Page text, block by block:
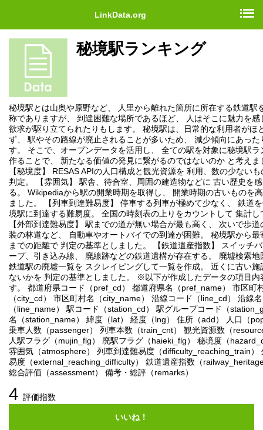
LinkData.org
秘境駅ランキング
秘境駅とは山奥や原野など、 人里から離れた箇所に所在する鉄道駅
称でありますが、 到達困難な場所であるほど、 人はそこに魅力を感
欲求が駆り立てられたりもします。 秘境駅は、日常的な利用者がほ
ず、 駅やその路線が廃止されることが多いため、 減少傾向にあった
す。 そこで、オープンデータを活用し、 全ての駅を対象に秘境駅ラ
作ることで、 新たなる価値の発見に繋がるのではないのか と考えま
【秘境度】 RESAS APIの人口構成と観光資源を 利用、数の少ない
判定。 【雰囲気】 駅舎、待合室、周囲の建造物などに 古い歴史を
る。 Wikipediaから駅の開業時期を取得し、 開業時期の古いものを
ました。 【列車到達難易度】 停車する列車が極めて少なく、 鉄道
境駅に到達する難易度。 全国の時刻表の上りをカウントして 集計し
【外部到達難易度】 駅までの道が無い場合が最も高く、 次いで歩
装の林道など、 自動車やオートバイでの到達が困難。 秘境駅から最
までの距離で 判定の基準としました。 【鉄道遺産指数】 スイッチ
ープ、引き込み線、 廃線跡などの鉄道遺構が存在する。 廃墟検索地
鉄道駅の廃墟一覧を スクレイピングして一覧を作成。 近くに古い施
ないかを 判定の基準としました。 ※以下が作成したデータの項目内
す。 都道府県コード（pref_cd） 都道府県名（pref_name） 市区町
（city_cd） 市区町村名（city_name） 沿線コード（line_cd） 沿線名
（line_name） 駅コード（station_cd） 駅グループコード（
名（station_name） 緯度（lat） 経度（lng） 住所（add） 人口（
乗車人数（passenger） 列車本数（train_cnt） 観光資源数（
人駅フラグ（mujin_flg） 廃駅フラグ（haieki_flg） 秘境度（
雰囲気（atmosphere） 列車到達難易度（difficulty_reaching_train）
易度（external_reaching_difficulty） 鉄道遺産指数（
総合評価（assessment） 備考・総評（remarks）
4 評価指数
いいね！